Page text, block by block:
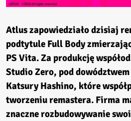
Atlus zapowiedziało dzisiaj
podtytule Full Body
PS Vita. Za produkcję
Studio Zero, pod
Katsury Hashino, które
tworzeniu remastera. Firma
znaczne rozbudowywanie